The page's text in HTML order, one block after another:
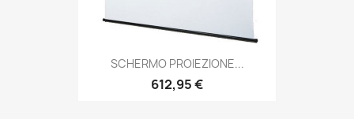
SCHERMO PROIEZIONE...
612,95 €